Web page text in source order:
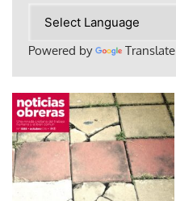
Powered by Translate